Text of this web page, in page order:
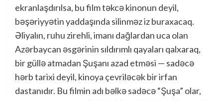
ekranlaşdırılsa, bu film təkcə kinonun deyil,
bəşəriyyətin yaddaşında silinməz iz buraxacaq.
Əliyalın, ruhu zirehli, imanı dağlardan uca olan
Azərbaycan əsgərinin sıldırımlı qayaları qalxaraq,
bir güllə atmadan Şuşanı azad etməsi — sadəcə
hərb tarixi deyil, kinoya çevriləcək bir irfan
dastanıdır. Bu filmin adı bəlkə sadəcə “Şuşa” olar,